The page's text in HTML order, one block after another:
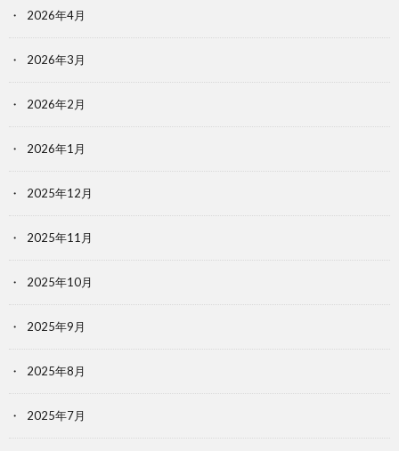
2026年4月
2026年3月
2026年2月
2026年1月
2025年12月
2025年11月
2025年10月
2025年9月
2025年8月
2025年7月